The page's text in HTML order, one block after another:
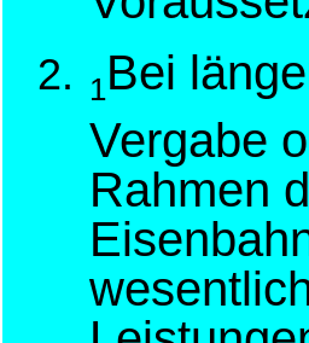
1Bei
Vergabe
Rahmen